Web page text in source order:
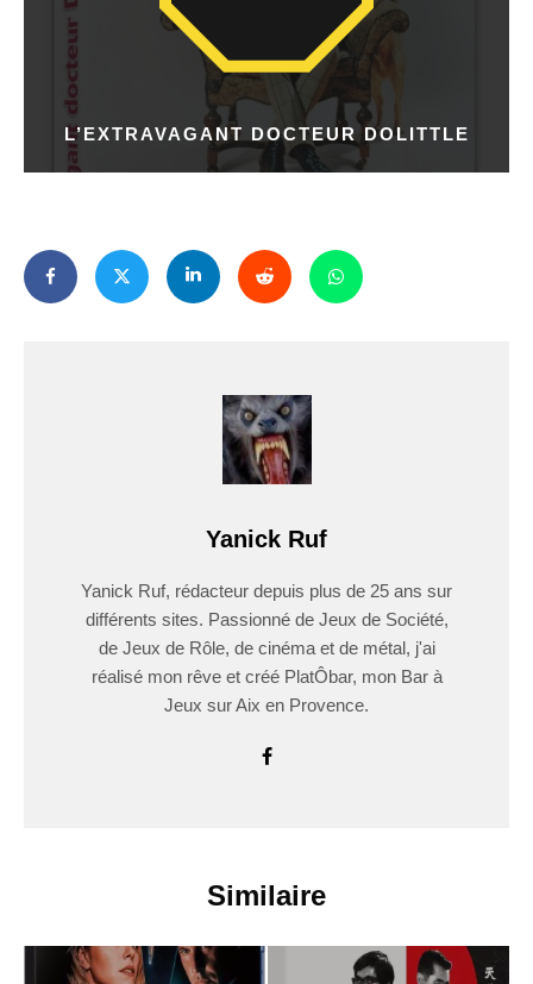
L’EXTRAVAGANT DOCTEUR DOLITTLE
Yanick Ruf
Yanick Ruf, rédacteur depuis plus de 25 ans sur
différents sites. Passionné de Jeux de Société,
de Jeux de Rôle, de cinéma et de métal, j'ai
réalisé mon rêve et créé PlatÔbar, mon Bar à
Jeux sur Aix en Provence.
Similaire